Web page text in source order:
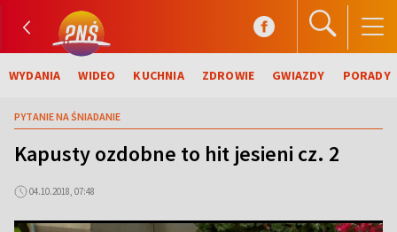
WYDANIA WIDEO KUCHNIA ZDROWIE GWIAZDY PORADY
PYTANIE NA ŚNIADANIE
Kapusty ozdobne to hit jesieni cz. 2
04.10.2018, 07:48